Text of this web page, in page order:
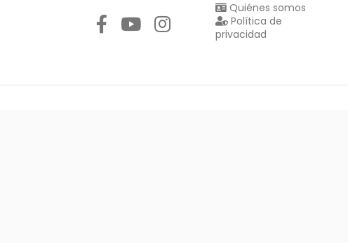
Quiénes somos
Política de
privacidad